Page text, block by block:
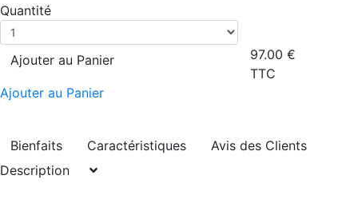
Quantité
Ajouter au Panier
Ajouter au Panier
97.00 €
TTC
Bienfaits Caractéristiques
Avis des Clients
Description